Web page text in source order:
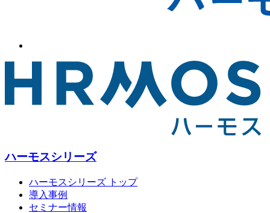
ハーモスシリーズ
ハーモスシリーズ トップ
導入事例
セミナー情報